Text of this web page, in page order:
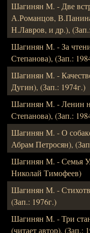
Шагинян М. - Две
А.Романцов,
Н.Лавров, и др.),
Шагинян М. - За
Степанова), (Зап.:
Шагинян М. -
Дугин), (Зап.: 1974г.)
Шагинян М. - Ленин
Степанова), (Зап.:
Шагинян М. - О
Абрам Петросян),
Шагинян М. - Семья
Николай Тимофеев)
Шагинян М. -
(Зап.: 1976г.)
Шагинян М. - Три
(читает автор), (Зап.: